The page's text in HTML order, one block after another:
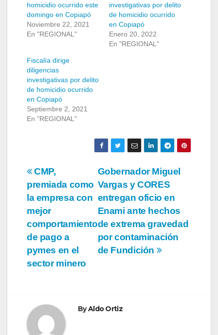
homicidio ocurrido este
domingo en Copiapó
Noviembre 22, 2021
En "REGIONAL"
investigativas por delito
de homicidio ocurrido
en Copiapó
Enero 20, 2022
En "REGIONAL"
Fiscalía dirige
diligencias
investigativas por delito
de homicidio ocurrido
en Copiapó
Septiembre 2, 2021
En "REGIONAL"
Navegación
de
entradas
Gobernador Miguel
Vargas y CORES
entregan oficio en
Enami ante hechos
de extrema gravedad
por contaminación
de Fundición
CMP,
premiada como
la empresa con
mejor
comportamiento
de pago a
pymes en el
sector minero
ByAldo Ortiz